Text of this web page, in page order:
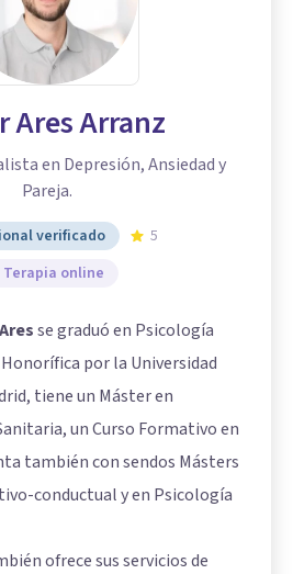
Ares Arranz
en Depresión, Ansiedad y
Pareja.
verificado
5
Terapia online
se graduó en Psicología
por la Universidad
tiene un Máster en
un Curso Formativo en
también con sendos Másters
conductual y en Psicología
ofrece sus servicios de